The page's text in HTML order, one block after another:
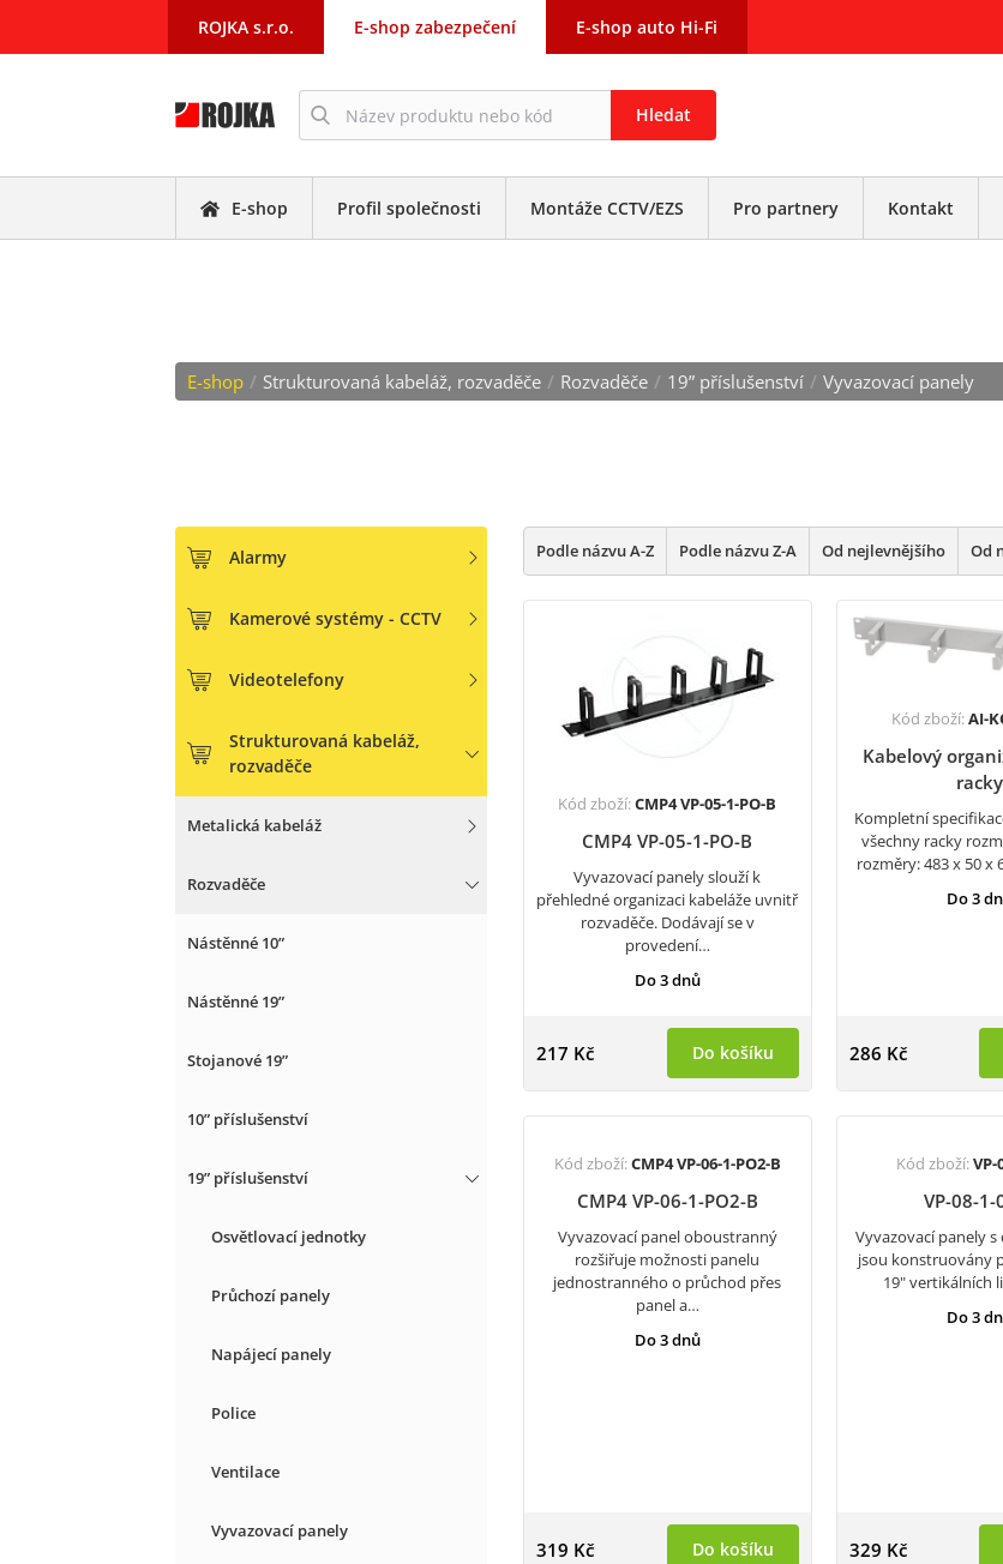
ROJKA s.r.o. E-shop zabezpečení E-shop auto Hi-Fi
Hledat
E-shop Profil společnosti Montáže CCTV/EZS Pro partnery Kontakt
E-shop / Strukturovaná kabeláž, rozvaděče / Rozvaděče / 19” příslušenství / Vyvazovací panely
Alarmy
Kamerové systémy - CCTV
Videotelefony
Strukturovaná kabeláž,
rozvaděče
Metalická kabeláž
Rozvaděče
Nástěnné 10”
Nástěnné 19”
Stojanové 19”
10” příslušenství
19” příslušenství
Osvětlovací jednotky
Průchozí panely
Napájecí panely
Police
Ventilace
Vyvazovací panely
Podle názvu A-Z Podle názvu Z-A Od nejlevnějšího Od
Kód zboží:CMP4 VP-05-1-PO-B
CMP4 VP-05-1-PO-B
Vyvazovací panely slouží k
přehledné organizaci kabeláže uvnitř
rozvaděče. Dodávají se v
provedení…
Do 3 dnů
217 Kč Do košíku
Kód zboží:AI-
Kabelový
racky
Kompletní
všechny racky
rozměry: 483 x 50 x
Do 3
286 Kč
Kód zboží:CMP4 VP-06-1-PO2-B
CMP4 VP-06-1-PO2-B
Vyvazovací panel oboustranný
rozšiřuje možnosti panelu
jednostranného o průchod přes
panel a…
Do 3 dnů
319 Kč Do košíku
Kód zboží:VP-
VP-08-1-
Vyvazovací panely
jsou konstruovány
19" vertikálních
Do 3
329 Kč